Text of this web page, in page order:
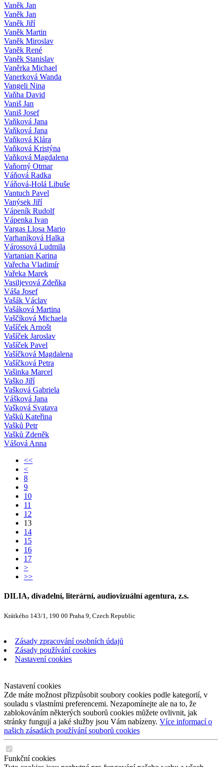
Vaněk Jan
Vaněk Jan
Vaněk Jiří
Vaněk Martin
Vaněk Miroslav
Vaněk René
Vaněk Stanislav
Vaněrka Michael
Vanerková Wanda
Vangeli Nina
Vaňha David
Vaniš Jan
Vaniš Josef
Vaňková Jana
Vaňková Jana
Vaňková Klára
Vaňková Kristýna
Vaňková Magdalena
Vaňorný Otmar
Váňová Radka
Váňová-Holá Libuše
Vantuch Pavel
Vanýsek Jiří
Vápeník Rudolf
Vápenka Ivan
Vargas Llosa Mario
Varhaníková Halka
Várossová Ludmila
Vartanian Karina
Vařecha Vladimír
Vařeka Marek
Vasiljevová Zdeňka
Váša Josef
Vašák Václav
Vašáková Martina
Vaščíková Michaela
Vašíček Arnošt
Vašíček Jaroslav
Vašíček Pavel
Vašíčková Magdalena
Vašíčková Petra
Vašinka Marcel
Vaško Jiří
Vašková Gabriela
Vášková Jana
Vašková Svatava
Vašků Kateřina
Vašků Petr
Vašků Zdeněk
Vášová Anna
<<
<
8
9
10
11
12
13
14
15
16
17
>
>>
DILIA, divadelní, literární, audiovizuální agentura, z.s.
Krátkého 143/1, 190 00 Praha 9, Czech Republic
Zásady zpracování osobních údajů
Zásady používání cookies
Nastavení cookies
Nastavení cookies
Zde máte možnost přizpůsobit soubory cookies podle kategorií, v
souladu s vlastními preferencemi. Nezapomínejte ale na to, že
zablokováním některých souborů cookies můžete ovlivnit, jak
stránky fungují a jaké služby jsou Vám nabízeny. Více informací o
našich zásadách používání souborů cookies
Funkční cookies